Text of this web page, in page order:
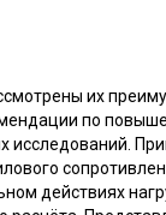
их
по
исследований.
действиях